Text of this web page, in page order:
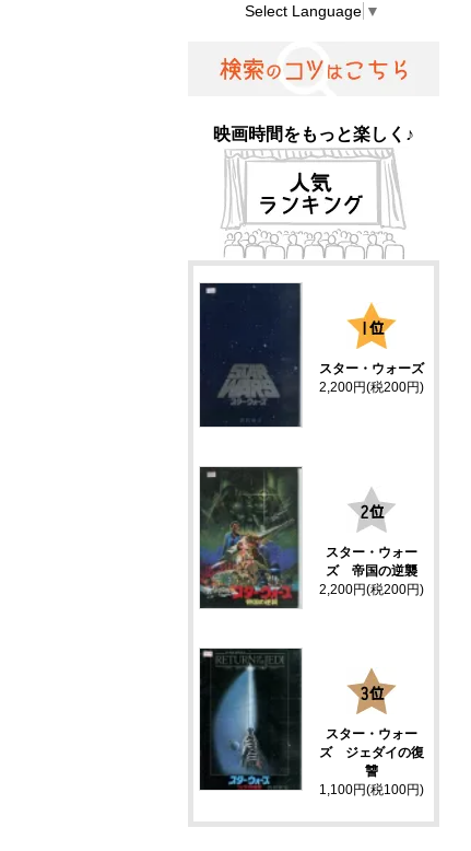
Select Language ▼
映画時間をもっと楽しく♪
スター・ウォーズ
2,200円(税200円)
スター・ウォー
ズ 帝国の逆襲
2,200円(税200円)
スター・ウォー
ズ ジェダイの復
讐
1,100円(税100円)